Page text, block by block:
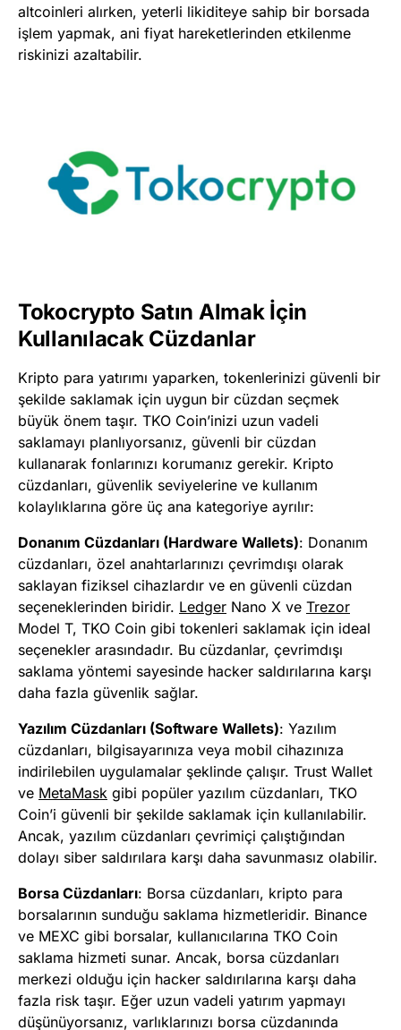
altcoinleri alırken, yeterli likiditeye sahip bir borsada
işlem yapmak, ani fiyat hareketlerinden etkilenme
riskinizi azaltabilir.
Tokocrypto Satın Almak İçin
Kullanılacak Cüzdanlar
Kripto para yatırımı yaparken, tokenlerinizi güvenli bir
şekilde saklamak için uygun bir cüzdan seçmek
büyük önem taşır. TKO Coin’inizi uzun vadeli
saklamayı planlıyorsanız, güvenli bir cüzdan
kullanarak fonlarınızı korumanız gerekir. Kripto
cüzdanları, güvenlik seviyelerine ve kullanım
kolaylıklarına göre üç ana kategoriye ayrılır:
Donanım Cüzdanları (Hardware Wallets): Donanım
cüzdanları, özel anahtarlarınızı çevrimdışı olarak
saklayan fiziksel cihazlardır ve en güvenli cüzdan
seçeneklerinden biridir. Ledger Nano X ve Trezor
Model T, TKO Coin gibi tokenleri saklamak için ideal
seçenekler arasındadır. Bu cüzdanlar, çevrimdışı
saklama yöntemi sayesinde hacker saldırılarına karşı
daha fazla güvenlik sağlar.
Yazılım Cüzdanları (Software Wallets): Yazılım
cüzdanları, bilgisayarınıza veya mobil cihazınıza
indirilebilen uygulamalar şeklinde çalışır. Trust Wallet
ve MetaMask gibi popüler yazılım cüzdanları, TKO
Coin’i güvenli bir şekilde saklamak için kullanılabilir.
Ancak, yazılım cüzdanları çevrimiçi çalıştığından
dolayı siber saldırılara karşı daha savunmasız olabilir.
Borsa Cüzdanları: Borsa cüzdanları, kripto para
borsalarının sunduğu saklama hizmetleridir. Binance
ve MEXC gibi borsalar, kullanıcılarına TKO Coin
saklama hizmeti sunar. Ancak, borsa cüzdanları
merkezi olduğu için hacker saldırılarına karşı daha
fazla risk taşır. Eğer uzun vadeli yatırım yapmayı
düşünüyorsanız, varlıklarınızı borsa cüzdanında